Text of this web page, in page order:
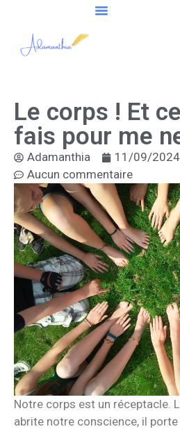
Le corps ! Et
fais pour me
Adamanthia
11/09/2024
Aucun commentaire
Notre corps est un réceptacle.
abrite notre conscience, il